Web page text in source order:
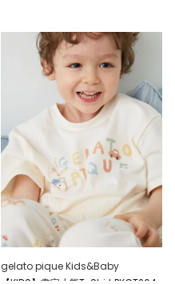
gelato pique Kids&Baby